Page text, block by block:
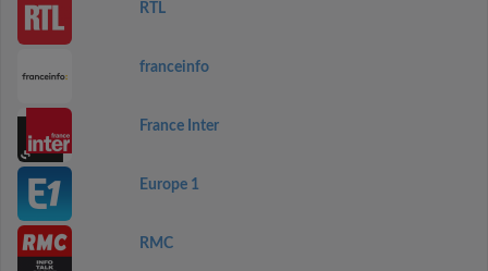
RTL
franceinfo
France Inter
Europe 1
RMC